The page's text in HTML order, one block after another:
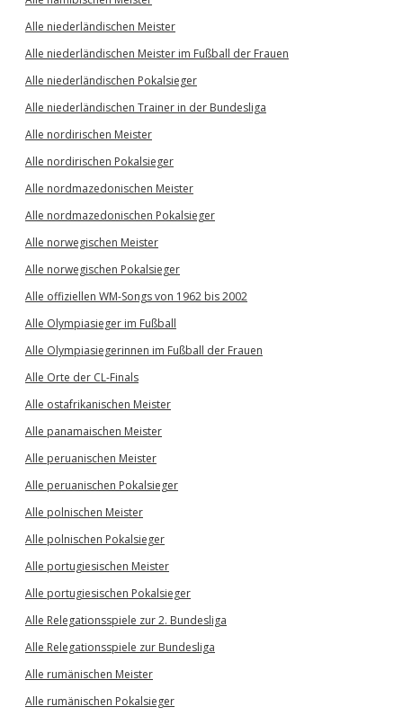
Alle niederländischen Meister
Alle niederländischen Meister im Fußball der Frauen
Alle niederländischen Pokalsieger
Alle niederländischen Trainer in der Bundesliga
Alle nordirischen Meister
Alle nordirischen Pokalsieger
Alle nordmazedonischen Meister
Alle nordmazedonischen Pokalsieger
Alle norwegischen Meister
Alle norwegischen Pokalsieger
Alle offiziellen WM-Songs von 1962 bis 2002
Alle Olympiasieger im Fußball
Alle Olympiasiegerinnen im Fußball der Frauen
Alle Orte der CL-Finals
Alle ostafrikanischen Meister
Alle panamaischen Meister
Alle peruanischen Meister
Alle peruanischen Pokalsieger
Alle polnischen Meister
Alle polnischen Pokalsieger
Alle portugiesischen Meister
Alle portugiesischen Pokalsieger
Alle Relegationsspiele zur 2. Bundesliga
Alle Relegationsspiele zur Bundesliga
Alle rumänischen Meister
Alle rumänischen Pokalsieger